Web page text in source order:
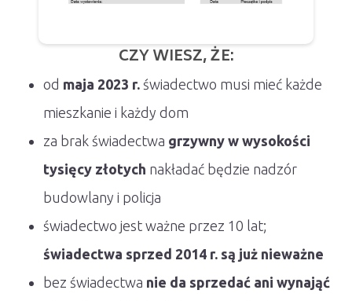
CZY WIESZ, ŻE:
od maja 2023 r. świadectwo musi mieć każde
mieszkanie i każdy dom
za brak świadectwa grzywny w wysokości
tysięcy złotych nakładać będzie nadzór
budowlany i policja
świadectwo jest ważne przez 10 lat;
świadectwa sprzed 2014 r. są już nieważne
bez świadectwa nie da sprzedać ani wynająć